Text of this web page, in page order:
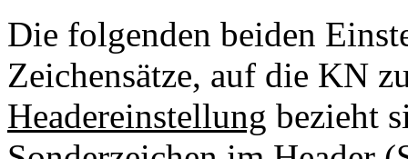
Die folgenden beiden
Zeichensätze, auf die KN
Headereinstellung bezieht